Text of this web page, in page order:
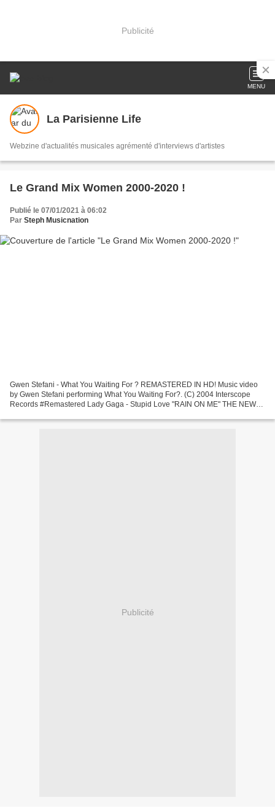
Publicité
MENU
La Parisienne Life
Webzine d'actualités musicales agrémenté d'interviews d'artistes
Le Grand Mix Women 2000-2020 !
Publié le 07/01/2021 à 06:02
Par Steph Musicnation
Gwen Stefani - What You Waiting For ? REMASTERED IN HD! Music video
by Gwen Stefani performing What You Waiting For?. (C) 2004 Interscope
Records #Remastered Lady Gaga - Stupid Love "RAIN ON ME" THE NEW
Publicité